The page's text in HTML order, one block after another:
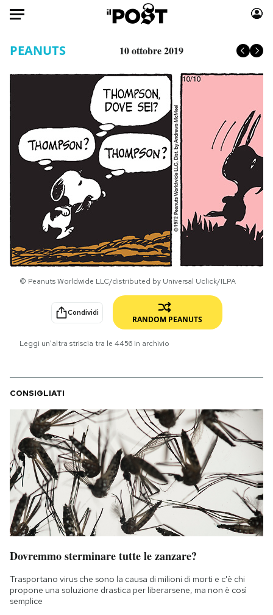
HOME
Internet
Scienza
Cultura
Economia
Sport
Moda
Libri
Consumismi
Storie/Idee
Ok Boomer!
Media
Europa
Altrecose
Mondiali calcio 2026
NEWSLETTER
I MIEI PREFERITI
SHOP
CALENDARIO
AREA PERSONALE
Area Personale
Notifiche mobile
Hai bisogno di aiuto?
Esci
PEANUTS 10 ottobre 2019
© Peanuts Worldwide LLC/distributed by Universal Uclick/ILPA
Condividi
RANDOM PEANUTS
Leggi un'altra striscia tra le 4456 in archivio
CONSIGLIATI
Dovremmo sterminare tutte le zanzare?
Trasportano virus che sono la causa di milioni di morti e c'è chi
propone una soluzione drastica per liberarsene, ma non è così
semplice